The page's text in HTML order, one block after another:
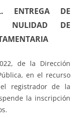
ENTREGA DE
NULIDAD DE
de la Dirección
en el recurso
registrador de la
la inscripción